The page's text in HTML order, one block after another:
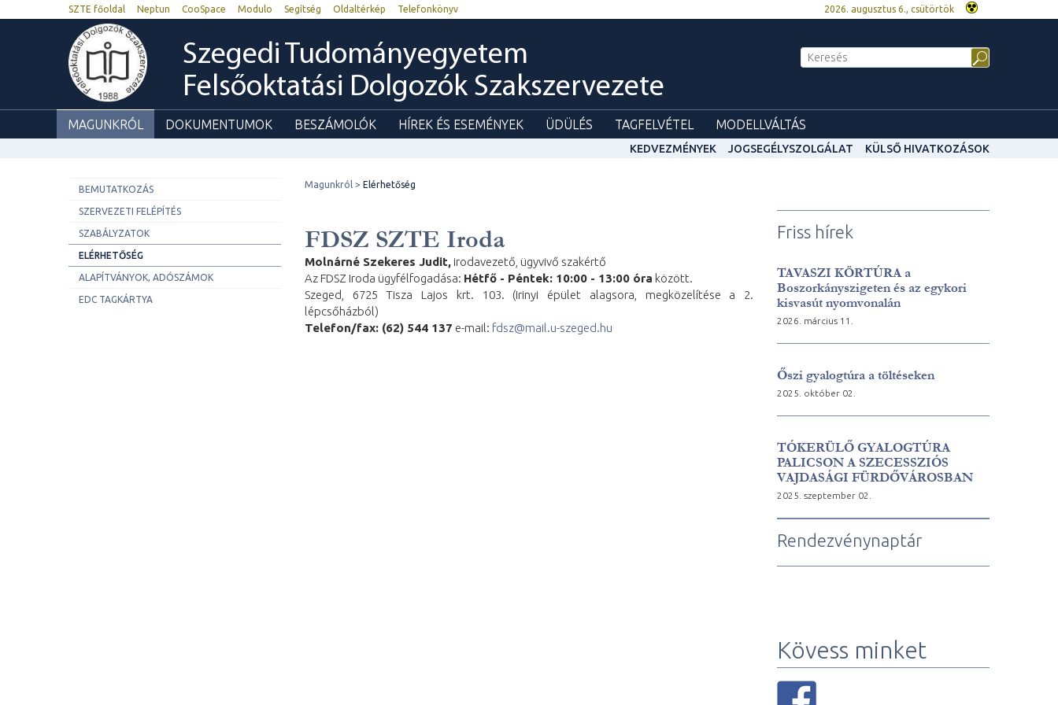
SZTE főoldal Neptun CooSpace Modulo Segítség Oldaltérkép Telefonkönyv 2026. augusztus 6., csütörtök
Szegedi Tudományegyetem
Felsőoktatási Dolgozók Szakszervezete
MAGUNKRÓL DOKUMENTUMOK BESZÁMOLÓK HÍREK ÉS ESEMÉNYEK ÜDÜLÉS TAGFELVÉTEL MODELLVÁLTÁS
KEDVEZMÉNYEK JOGSEGÉLYSZOLGÁLAT KÜLSŐ HIVATKOZÁSOK
BEMUTATKOZÁS
SZERVEZETI FELÉPÍTÉS
SZABÁLYZATOK
ELÉRHETŐSÉG
ALAPÍTVÁNYOK, ADÓSZÁMOK
EDC TAGKÁRTYA
Magunkról Elérhetőség
FDSZ SZTE Iroda
Molnárné Szekeres Judit, irodavezető, ügyvivő szakértő
Az FDSZ Iroda ügyfélfogadása: Hétfő - Péntek: 10:00 - 13:00 óra között.
Szeged, 6725 Tisza Lajos krt. 103. (Irinyi épület alagsora, megközelítése a 2.
lépcsőházból)
Telefon/fax: (62) 544 137 e-mail: fdsz@mail.u-szeged.hu
Friss hírek
TAVASZI KÖRTÚRA a
Boszorkányszigeten és az egykori
kisvasút nyomvonalán
2026. március 11.
Őszi gyalogtúra a töltéseken
2025. október 02.
TÓKERÜLŐ GYALOGTÚRA
PALICSON A SZECESSZIÓS
VAJDASÁGI FÜRDŐVÁROSBAN
2025. szeptember 02.
Rendezvénynaptár
Kövess minket